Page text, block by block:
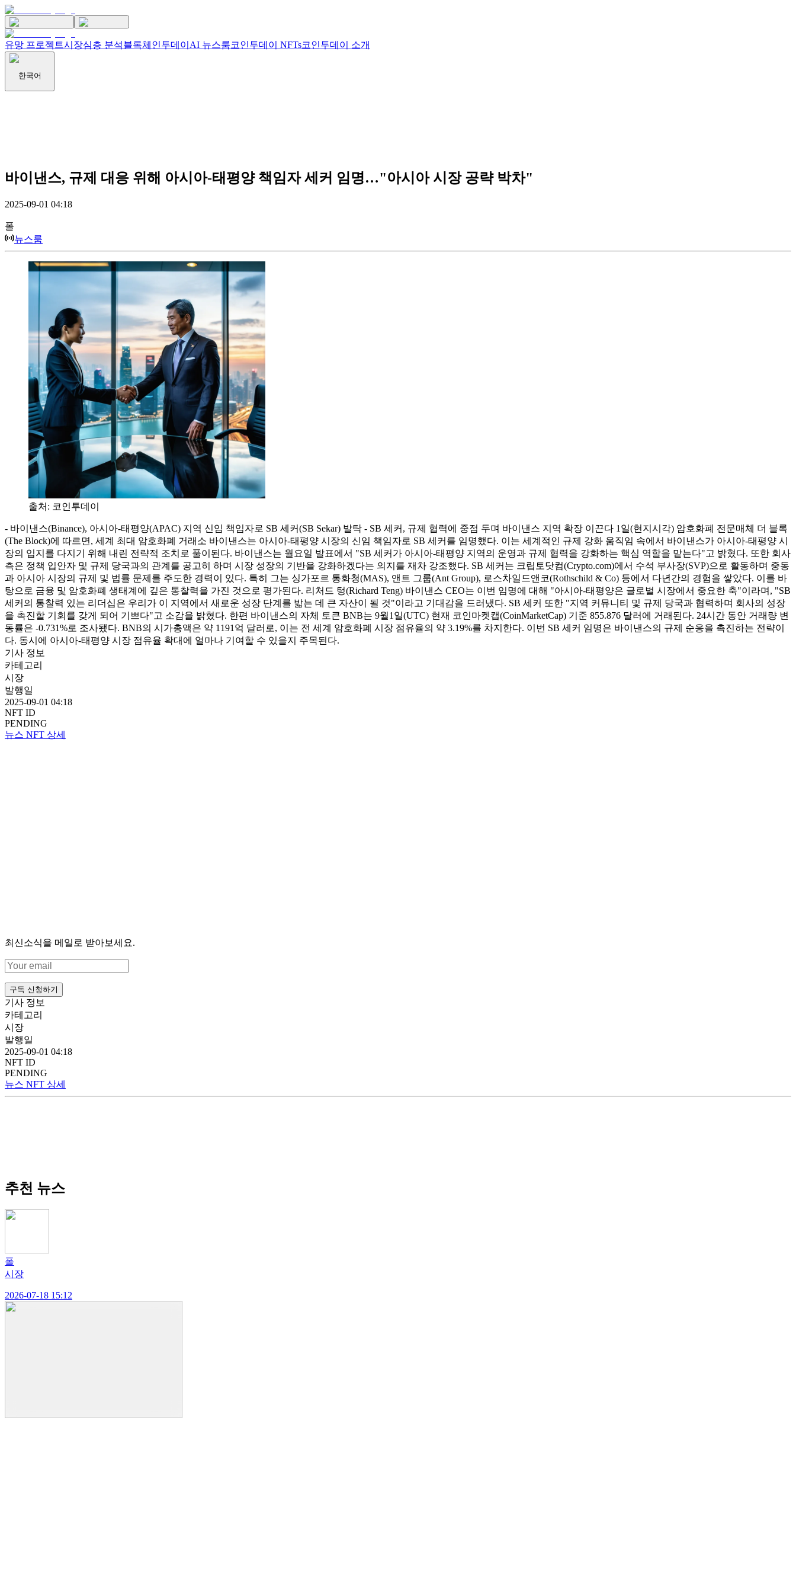
유망 프로젝트시장심층 분석블록체인투데이 AI 뉴스룸코인투데이 NFTs코인투데이 소개
한국어
바이낸스, 규제 대응 위해 아시아-태평양 책임자 세커 임명…"아시아 시장 공략 박차"
2025-09-01 04:18
폴
뉴스룸
출처: 코인투데이
- 바이낸스(Binance), 아시아-태평양(APAC) 지역 신임 책임자로 SB 세커(SB Sekar) 발탁 - SB 세커, 규제 협력에 중점 두며 바이낸스 지역 확장 이끈다 1일(현지시각) 암호화폐 전문매체 더 블록
(The Block)에 따르면, 세계 최대 암호화폐 거래소 바이낸스는 아시아-태평양 시장의 신임 책임자로 SB 세커를 임명했다. 이는 세계적인 규제 강화 움직임 속에서 바이낸스가 아시아-태평양 시
장의 입지를 다지기 위해 내린 전략적 조치로 풀이된다. 바이낸스는 월요일 발표에서 "SB 세커가 아시아-태평양 지역의 운영과 규제 협력을 강화하는 핵심 역할을 맡는다"고 밝혔다. 또한 회사
측은 정책 입안자 및 규제 당국과의 관계를 공고히 하며 시장 성장의 기반을 강화하겠다는 의지를 재차 강조했다. SB 세커는 크립토닷컴(Crypto.com)에서 수석 부사장(SVP)으로 활동하며 중동
과 아시아 시장의 규제 및 법률 문제를 주도한 경력이 있다. 특히 그는 싱가포르 통화청(MAS), 앤트 그룹(Ant Group), 로스차일드앤코(Rothschild & Co) 등에서 다년간의 경험을 쌓았다. 이를 바
탕으로 금융 및 암호화폐 생태계에 깊은 통찰력을 가진 것으로 평가된다. 리처드 텅(Richard Teng) 바이낸스 CEO는 이번 임명에 대해 "아시아-태평양은 글로벌 시장에서 중요한 축"이라며, "SB
세커의 통찰력 있는 리더십은 우리가 이 지역에서 새로운 성장 단계를 밟는 데 큰 자산이 될 것"이라고 기대감을 드러냈다. SB 세커 또한 "지역 커뮤니티 및 규제 당국과 협력하며 회사의 성장
을 촉진할 기회를 갖게 되어 기쁘다"고 소감을 밝혔다. 한편 바이낸스의 자체 토큰 BNB는 9월1일(UTC) 현재 코인마켓캡(CoinMarketCap) 기준 855.876 달러에 거래된다. 24시간 동안 거래량 변
동률은 -0.731%로 조사됐다. BNB의 시가총액은 약 1191억 달러로, 이는 전 세계 암호화폐 시장 점유율의 약 3.19%를 차지한다. 이번 SB 세커 임명은 바이낸스의 규제 순응을 촉진하는 전략이
다. 동시에 아시아-태평양 시장 점유율 확대에 얼마나 기여할 수 있을지 주목된다.
기사 정보
카테고리
시장
발행일
2025-09-01 04:18
NFT ID
PENDING
뉴스 NFT 상세
최신소식을 메일로 받아보세요.
구독 신청하기
기사 정보
카테고리
시장
발행일
2025-09-01 04:18
NFT ID
PENDING
뉴스 NFT 상세
추천 뉴스
폴
시장
2026-07-18 15:12